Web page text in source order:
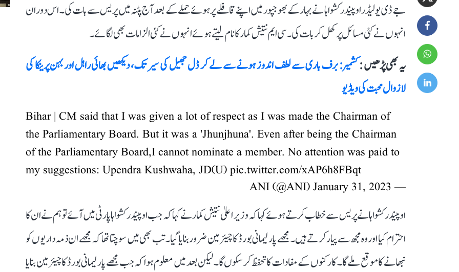
جے ڈی یو لیڈر اوپیندر کشواہا نے بہار کے بھوجپور میں اپنے قافلے پر ہوئے حملے کے بعد آج پٹنہ میں پریس سے بات کی۔ اس دوران
انہوں نے کئی مسائل پر کھل کر بات کی۔ سی ایم نتیش کمار کا نام لیتے ہوئے انہوں نے کئی الزامات بھی لگائے۔
یہ بھی پڑھیں :کشمیر: برف باری سے لطف اندوز ہونے سے لے کر ڈل جھیل کی سیر تک، دیکھیں بھائی راہل اور بہن پرینکا کی
لازوال محبت کی ویڈیو
Bihar | CM said that I was given a lot of respect as I was made the Chairman of
the Parliamentary Board. But it was a 'Jhunjhuna'. Even after being the Chairman
of the Parliamentary Board,I cannot nominate a member. No attention was paid to
my suggestions: Upendra Kushwaha, JD(U)pic.twitter.com/xAP6h8FBqt
— ANI (@ANI)
January 31, 2023
اوپیندر کشواہا نے پریس سے خطاب کرتے ہوئے کہا کہ وزیر اعلیٰ نتیش کمار نے کہا کہ جب اوپیندر کشواہا پارٹی میں آئے تو ہم نے ان کا
احترام کیا اور وہ مجھ سے پیار کرتے ہیں۔ مجھے پارلیمانی بورڈ کا چیئرمین ضرور بنایا گیا۔ تب بھی میں سوچتا تھا کہ مجھے ان ذمہ داریوں کو
نبھانے کا موقع ملے گا۔ کارکنوں کے مفادات کا تحفظ کر سکوں گا۔ لیکن بعد میں معلوم ہوا کہ جب مجھے پارلیمانی بورڈ کا چیئرمین بنایا